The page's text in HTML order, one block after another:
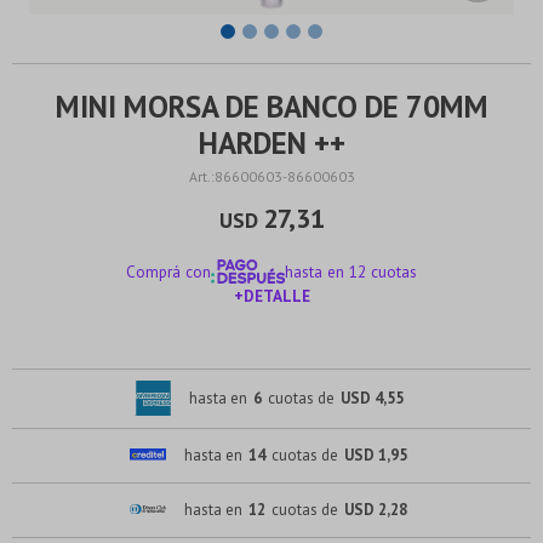
MINI MORSA DE BANCO DE 70MM
HARDEN ++
86600603-86600603
USD 27,31
Comprá con
hasta en 12 cuotas
+DETALLE
hasta en 6 cuotas de USD 4,55
hasta en 14 cuotas de USD 1,95
hasta en 12 cuotas de USD 2,28